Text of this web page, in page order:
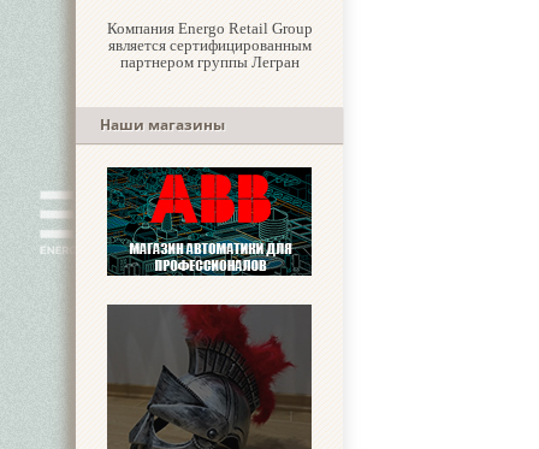
Компания Energo Retail Group
является сертифицированным
партнером группы Легран
Наши магазины